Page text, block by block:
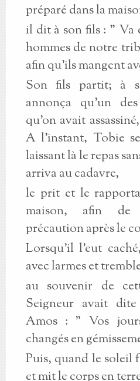
préparé dans la
il dit à son fils : " Va
hommes de notre
afin qu'ils mangent
Son fils partit; à
annonça qu'un
qu'on avait
A l'instant, Tobie
laissant là le repas
arriva au cadavre,
le prit et le
maison, afin de
précaution après le
Lorsqu'il l'eut
avec larmes et
au souvenir de
Seigneur avait
Amos : " Vos
changés en
Puis, quand le
et mit le corps en